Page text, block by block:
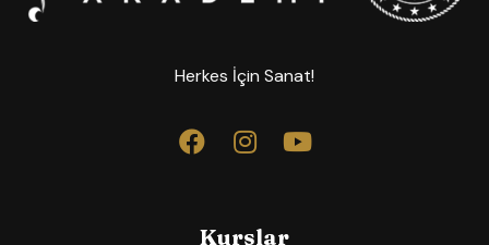
Herkes İçin Sanat!
Kurslar